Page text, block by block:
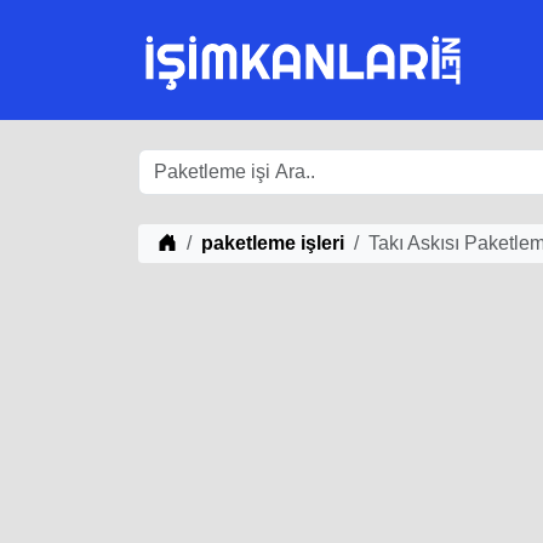
iş Fikirleri
paketleme işleri Takı Askısı